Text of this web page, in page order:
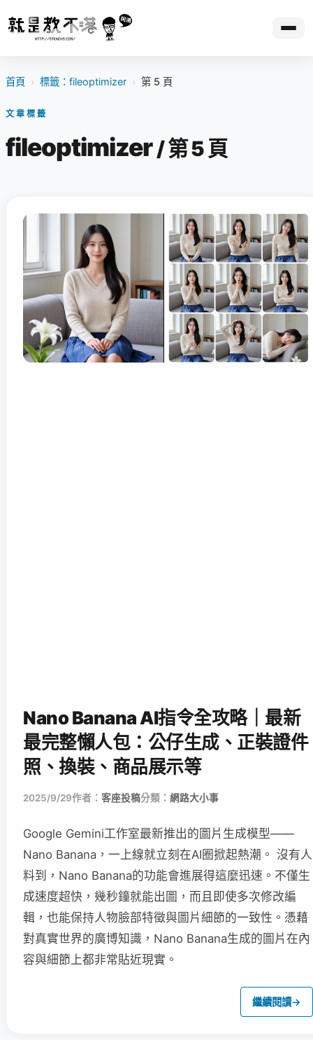
首頁 › 標籤：fileoptimizer › 第 5 頁
文章標籤
fileoptimizer/ 第 5 頁
Nano Banana AI指令全攻略｜最新
最完整懶人包：公仔生成、正裝證件
照、換裝、商品展示等
2025/9/29作者： 客座投稿分類： 網路大小事
Google Gemini工作室最新推出的圖片生成模型——
Nano Banana，一上線就立刻在AI圈掀起熱潮。 沒有人
料到，Nano Banana的功能會進展得這麼迅速。不僅生
成速度超快，幾秒鐘就能出圖，而且即使多次修改編
輯，也能保持人物臉部特徵與圖片細節的一致性。憑藉
對真實世界的廣博知識，Nano Banana生成的圖片在內
容與細節上都非常貼近現實。
繼續閱讀→